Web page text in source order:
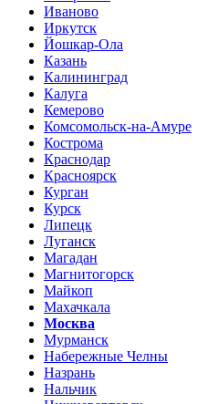
Иваново
Иркутск
Йошкар-Ола
Казань
Калининград
Калуга
Кемерово
Комсомольск-на-Амуре
Кострома
Краснодар
Красноярск
Курган
Курск
Липецк
Луганск
Магадан
Магнитогорск
Майкоп
Махачкала
Москва
Мурманск
Набережные Челны
Назрань
Нальчик